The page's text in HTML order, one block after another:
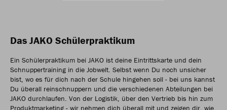
Das JAKO Schülerpraktikum
Ein Schülerpraktikum bei JAKO ist deine Eintrittskarte und dein
Schnuppertraining in die Jobwelt. Selbst wenn Du noch unsicher
bist, wo es für dich nach der Schule hingehen soll - bei uns kannst
Du überall reinschnuppern und die verschiedenen Abteilungen bei
JAKO durchlaufen. Von der Logistik, über den Vertrieb bis hin zum
Produktmarketing - wir nehmen dich überall mit und zeigen dir, wie